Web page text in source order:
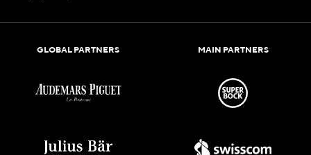
GLOBAL PARTNERS MAIN PARTNERS